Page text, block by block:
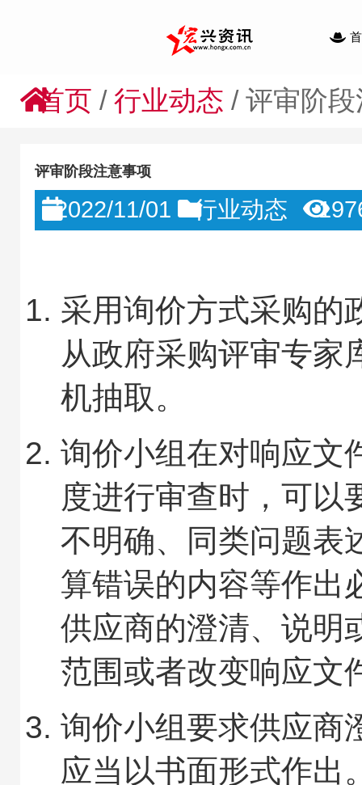
首页 / 行业动态 / 评审阶
评审阶段注意事项
2022/11/01 行业动态
采用询价方式采购的
从政府采购评审专家
机抽取。
询价小组在对响应文
度进行审查时，可以
不明确、同类问题表
算错误的内容等作出
供应商的澄清、说明
范围或者改变响应文
询价小组要求供应商
应当以书面形式作出